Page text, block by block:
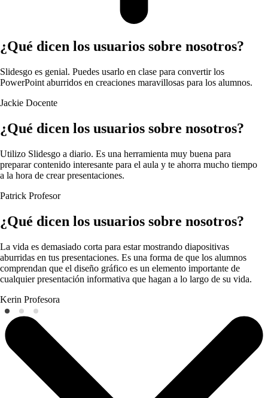
¿Qué dicen los usuarios sobre nosotros?
Slidesgo es genial. Puedes usarlo en clase para convertir los
PowerPoint aburridos en creaciones maravillosas para los alumnos.
Jackie Docente
¿Qué dicen los usuarios sobre nosotros?
Utilizo Slidesgo a diario. Es una herramienta muy buena para
preparar contenido interesante para el aula y te ahorra mucho tiempo
a la hora de crear presentaciones.
Patrick Profesor
¿Qué dicen los usuarios sobre nosotros?
La vida es demasiado corta para estar mostrando diapositivas
aburridas en tus presentaciones. Es una forma de que los alumnos
comprendan que el diseño gráfico es un elemento importante de
cualquier presentación informativa que hagan a lo largo de su vida.
Kerin Profesora